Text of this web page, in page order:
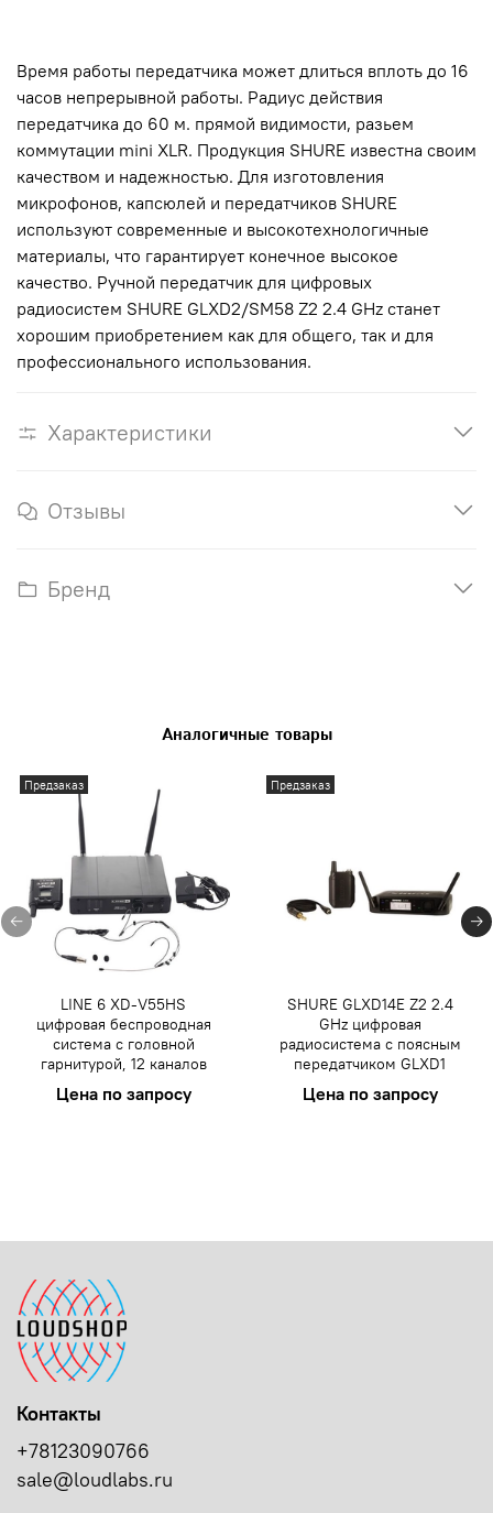
Время работы передатчика может длиться вплоть до 16
часов непрерывной работы. Радиус действия
передатчика до 60 м. прямой видимости, разьем
коммутации mini XLR. Продукция SHURE известна своим
качеством и надежностью. Для изготовления
микрофонов, капсюлей и передатчиков SHURE
используют современные и высокотехнологичные
материалы, что гарантирует конечное высокое
качество. Ручной передатчик для цифровых
радиосистем SHURE GLXD2/SM58 Z2 2.4 GHz станет
хорошим приобретением как для общего, так и для
профессионального использования.
Характеристики
Отзывы
Бренд
Аналогичные товары
Предзаказ
LINE 6 XD-V55HS
цифровая беспроводная
система с головной
гарнитурой, 12 каналов
Цена по запросу
Предзаказ
SHURE GLXD14E Z2 2.4
GHz цифровая
радиосистема с поясным
передатчиком GLXD1
Цена по запросу
Контакты
+78123090766
sale@loudlabs.ru